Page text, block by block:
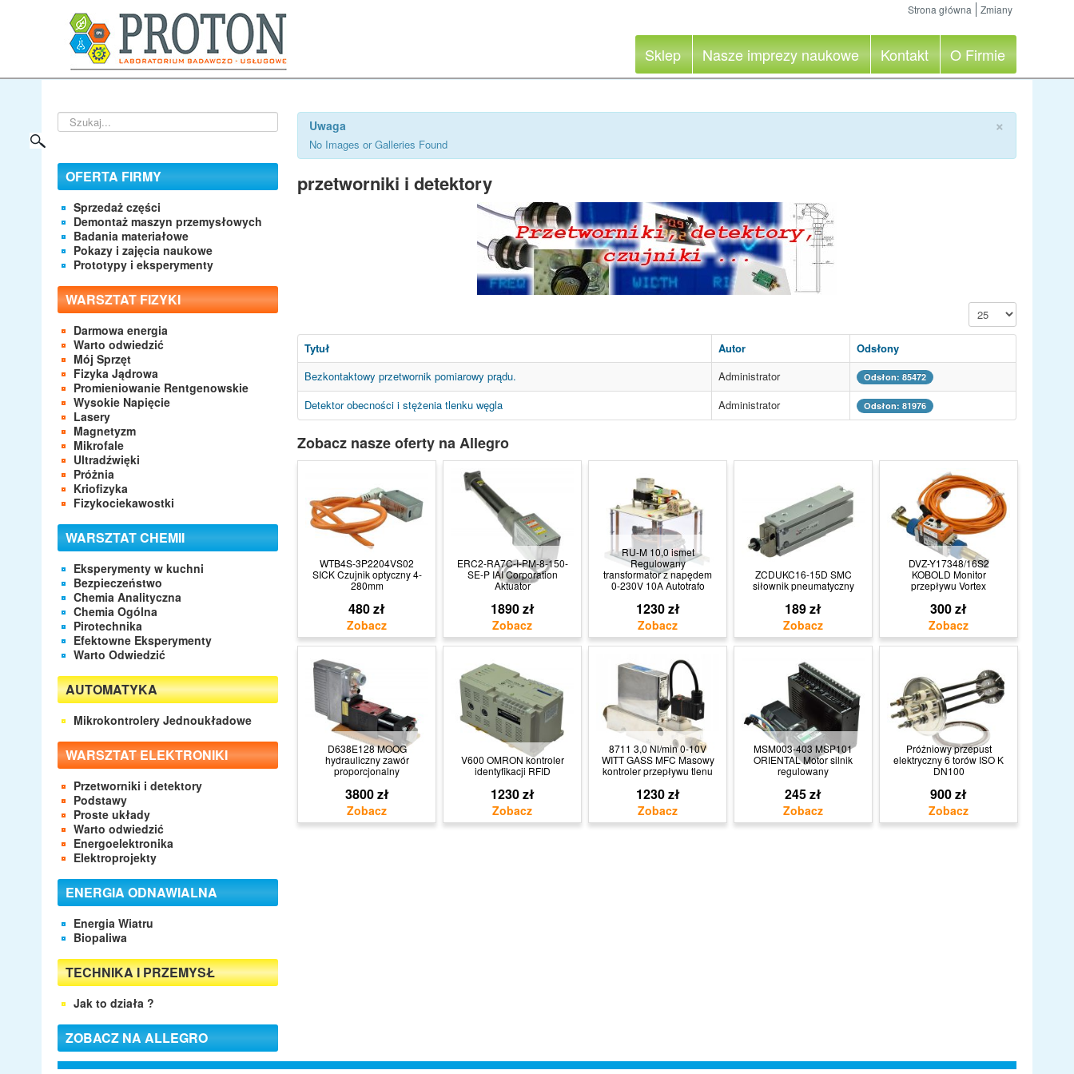
Strona główna Zmiany
Sklep Nasze imprezy naukowe Kontakt O Firmie
Szukaj...
OFERTA FIRMY
Sprzedaż części
Demontaż maszyn przemysłowych
Badania materiałowe
Pokazy i zajęcia naukowe
Prototypy i eksperymenty
WARSZTAT FIZYKI
Darmowa energia
Warto odwiedzić
Mój Sprzęt
Fizyka Jądrowa
Promieniowanie Rentgenowskie
Wysokie Napięcie
Lasery
Magnetyzm
Mikrofale
Ultradźwięki
Próżnia
Kriofizyka
Fizykociekawostki
WARSZTAT CHEMII
Eksperymenty w kuchni
Bezpieczeństwo
Chemia Analityczna
Chemia Ogólna
Pirotechnika
Efektowne Eksperymenty
Warto Odwiedzić
AUTOMATYKA
Mikrokontrolery Jednoukładowe
WARSZTAT ELEKTRONIKI
Przetworniki i detektory
Podstawy
Proste układy
Warto odwiedzić
Energoelektronika
Elektroprojekty
ENERGIA ODNAWIALNA
Energia Wiatru
Biopaliwa
TECHNIKA I PRZEMYSŁ
Jak to działa ?
ZOBACZ NA ALLEGRO
×
Uwaga
No Images or Galleries Found
przetworniki i detektory
Pokaż #
Tytuł Autor
Odsłony
Bezkontaktowy przetwornik pomiarowy prądu.
Administrator Odsłon: 85472
Detektor obecności i stężenia tlenku węgla Administrator Odsłon: 81976
Zobacz nasze oferty na Allegro
WTB4S-3P2204VS02
SICK Czujnik optyczny 4-
280mm
480 zł
ERC2-RA7C-I-PM-8-150-
SE-P IAI Corporation
Aktuator
1890 zł
RU-M 10,0 ismet
Regulowany
transformator z napędem
0-230V 10A Autotrafo
1230 zł
ZCDUKC16-15D SMC
siłownik pneumatyczny
189 zł
DVZ-Y17348/16S2
KOBOLD Monitor
przepływu Vortex
300 zł
D638E128 MOOG
hydrauliczny zawór
proporcjonalny
3800 zł
V600 OMRON kontroler
identyfikacji RFID
1230 zł
8711 3,0 Nl/min 0-10V
WITT GASS MFC Masowy
kontroler przepływu tlenu
1230 zł
MSM003-403 MSP101
ORIENTAL Motor silnik
regulowany
245 zł
Próżniowy przepust
elektryczny 6 torów ISO K
DN100
900 zł